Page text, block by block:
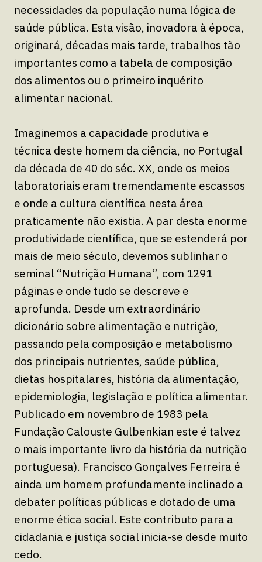
necessidades da população numa lógica de
saúde pública. Esta visão, inovadora à época,
originará, décadas mais tarde, trabalhos tão
importantes como a tabela de composição
dos alimentos ou o primeiro inquérito
alimentar nacional.
Imaginemos a capacidade produtiva e
técnica deste homem da ciência, no Portugal
da década de 40 do séc. XX, onde os meios
laboratoriais eram tremendamente escassos
e onde a cultura científica nesta área
praticamente não existia. A par desta enorme
produtividade científica, que se estenderá por
mais de meio século, devemos sublinhar o
seminal “Nutrição Humana”, com 1291
páginas e onde tudo se descreve e
aprofunda. Desde um extraordinário
dicionário sobre alimentação e nutrição,
passando pela composição e metabolismo
dos principais nutrientes, saúde pública,
dietas hospitalares, história da alimentação,
epidemiologia, legislação e política alimentar.
Publicado em novembro de 1983 pela
Fundação Calouste Gulbenkian este é talvez
o mais importante livro da história da nutrição
portuguesa). Francisco Gonçalves Ferreira é
ainda um homem profundamente inclinado a
debater políticas públicas e dotado de uma
enorme ética social. Este contributo para a
cidadania e justiça social inicia-se desde muito
cedo.